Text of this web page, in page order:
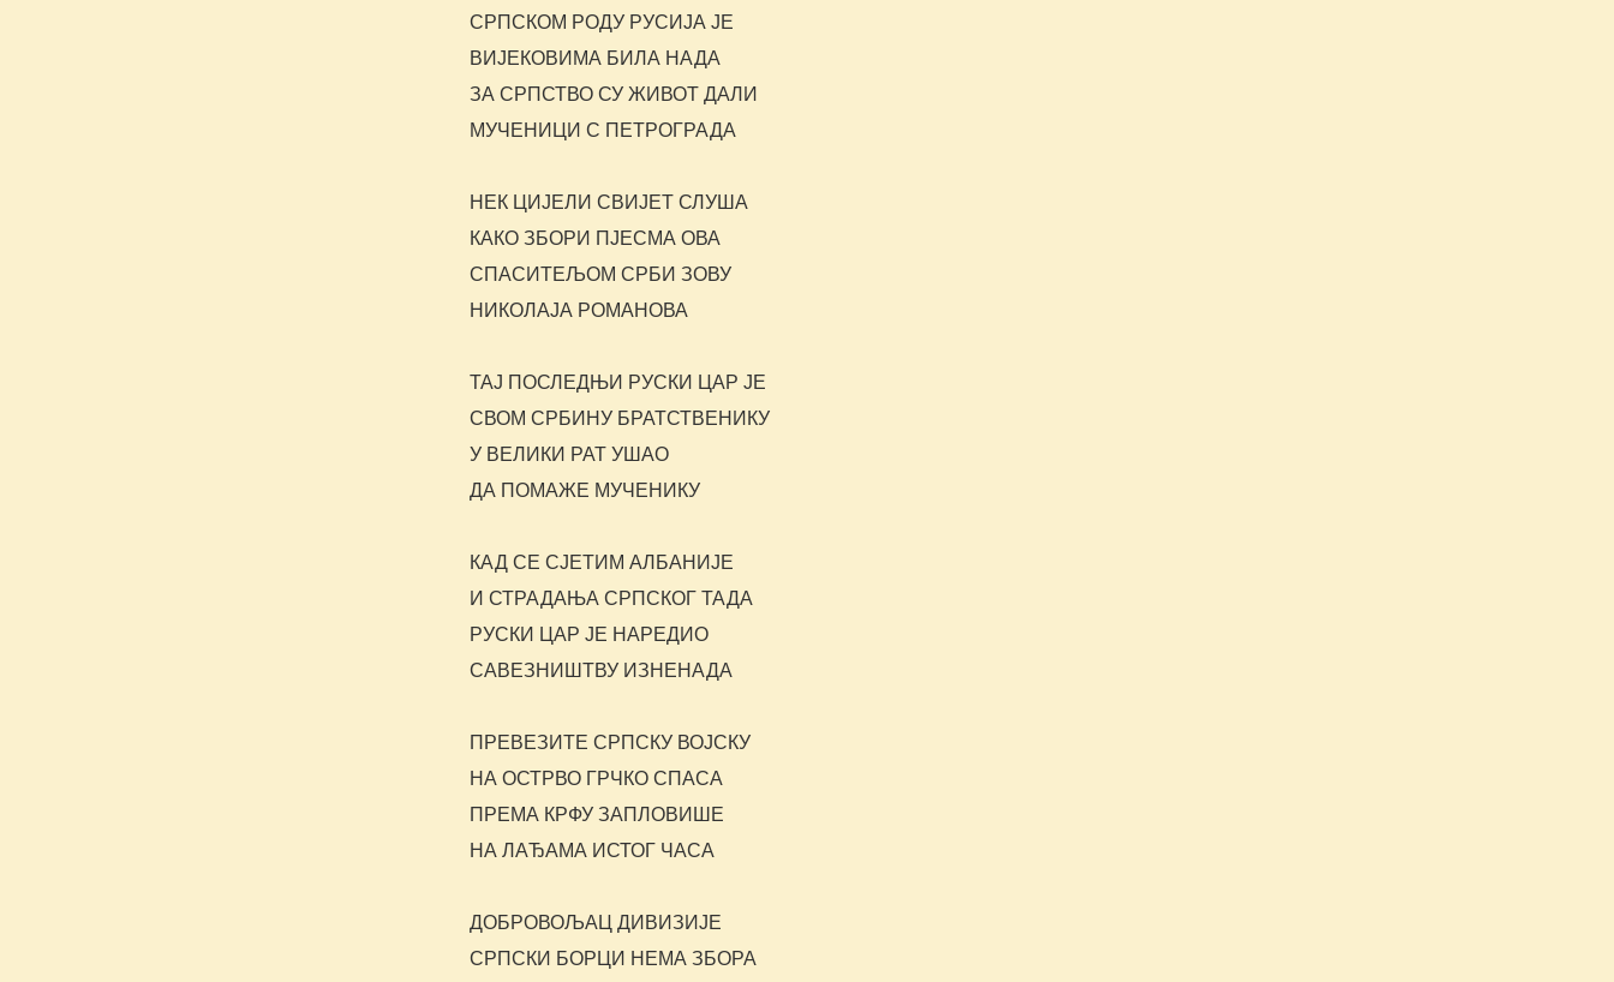
СРПСКОМ РОДУ РУСИЈА ЈЕ
ВИЈЕКОВИМА БИЛА НАДА
ЗА СРПСТВО СУ ЖИВОТ ДАЛИ
МУЧЕНИЦИ С ПЕТРОГРАДА
НЕК ЦИЈЕЛИ СВИЈЕТ СЛУША
КАКО ЗБОРИ ПЈЕСМА ОВА
СПАСИТЕЉОМ СРБИ ЗОВУ
НИКОЛАЈА РОМАНОВА
ТАЈ ПОСЛЕДЊИ РУСКИ ЦАР ЈЕ
СВОМ СРБИНУ БРАТСТВЕНИКУ
У ВЕЛИКИ РАТ УШАО
ДА ПОМАЖЕ МУЧЕНИКУ
КАД СЕ СЈЕТИМ АЛБАНИЈЕ
И СТРАДАЊА СРПСКОГ ТАДА
РУСКИ ЦАР ЈЕ НАРЕДИО
САВЕЗНИШТВУ ИЗНЕНАДА
ПРЕВЕЗИТЕ СРПСКУ ВОЈСКУ
НА ОСТРВО ГРЧКО СПАСА
ПРЕМА КРФУ ЗАПЛОВИШЕ
НА ЛАЂАМА ИСТОГ ЧАСА
ДОБРОВОЉАЦ ДИВИЗИЈЕ
СРПСКИ БОРЦИ НЕМА ЗБОРА